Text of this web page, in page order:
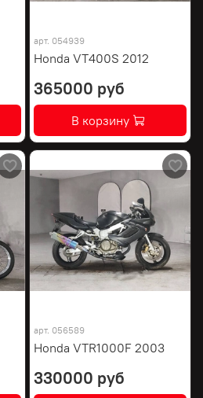
арт. 054939
Honda VT400S 2012
365000 руб
В корзину
арт. 056589
Honda VTR1000F 2003
330000 руб